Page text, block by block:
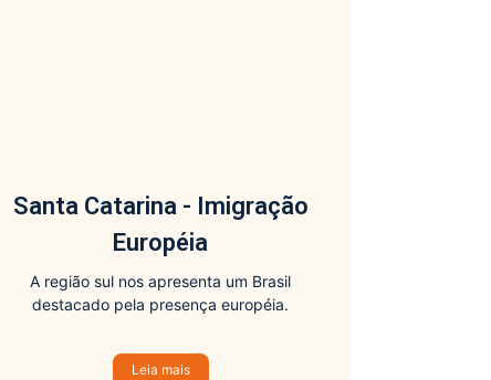
Santa Catarina - Imigração
Européia
A região sul nos apresenta um Brasil
destacado pela presença européia.
Leia mais